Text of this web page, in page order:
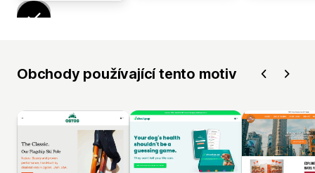
Obchody používající tento motiv